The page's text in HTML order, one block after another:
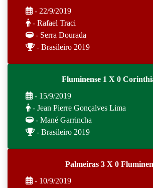
- 22/9/2019
- Rafael Traci
- Serra Dourada
- Brasileiro 2019
Fluminense 1 X 0
- 15/9/2019
- Jean Pierre Gonçalves Lima
- Mané Garrincha
- Brasileiro 2019
Palmeiras 3 X 0
- 10/9/2019